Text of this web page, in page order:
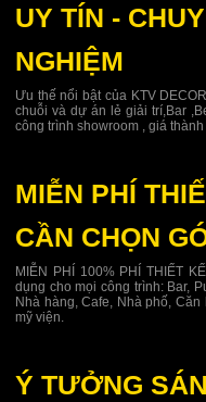
UY TÍN -
NGHIỆM
Ưu thế nổi bật của KTV
chuỗi và dự án lẻ giải trí,Bar
công trình showroom , giá
MIỄN PHÍ
CẦN CHỌN
MIỄN PHÍ 100% PHÍ THIẾT
dụng cho mọi công trình: Bar,
Nhà hàng, Cafe, Nhà phố,
mỹ viện.
Ý TƯỞNG